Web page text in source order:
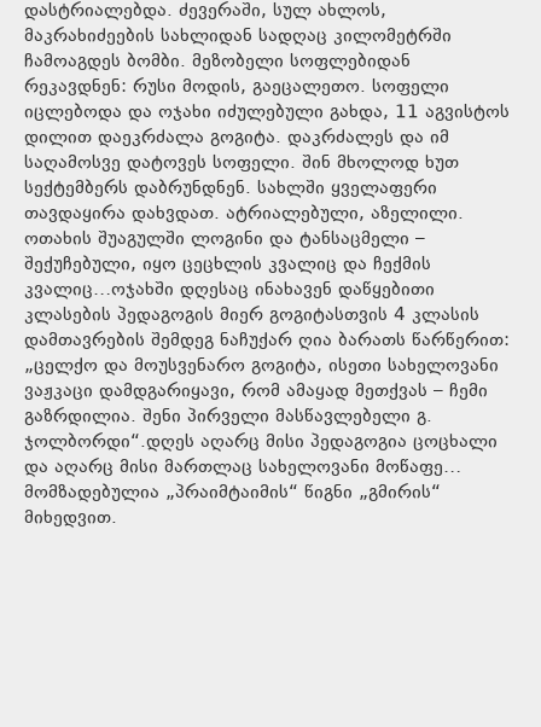
დასტრიალებდა. ძევერაში, სულ ახლოს,
მაკრახიძეების სახლიდან სადღაც კილომეტრში
ჩამოაგდეს ბომბი. მეზობელი სოფლებიდან
რეკავდნენ: რუსი მოდის, გაეცალეთო. სოფელი
იცლებოდა და ოჯახი იძულებული გახდა, 11 აგვისტოს
დილით დაეკრძალა გოგიტა. დაკრძალეს და იმ
საღამოსვე დატოვეს სოფელი. შინ მხოლოდ ხუთ
სექტემბერს დაბრუნდნენ. სახლში ყველაფერი
თავდაყირა დახვდათ. ატრიალებული, აზელილი.
ოთახის შუაგულში ლოგინი და ტანსაცმელი –
შექუჩებული, იყო ცეცხლის კვალიც და ჩექმის
კვალიც…ოჯახში დღესაც ინახავენ დაწყებითი
კლასების პედაგოგის მიერ გოგიტასთვის 4 კლასის
დამთავრების შემდეგ ნაჩუქარ ღია ბარათს წარწერით:
„ცელქო და მოუსვენარო გოგიტა, ისეთი სახელოვანი
ვაჟკაცი დამდგარიყავი, რომ ამაყად მეთქვას – ჩემი
გაზრდილია. შენი პირველი მასწავლებელი გ.
ჯოლბორდი“.დღეს აღარც მისი პედაგოგია ცოცხალი
და აღარც მისი მართლაც სახელოვანი მოწაფე…
მომზადებულია „პრაიმტაიმის“ წიგნი „გმირის“
მიხედვით.